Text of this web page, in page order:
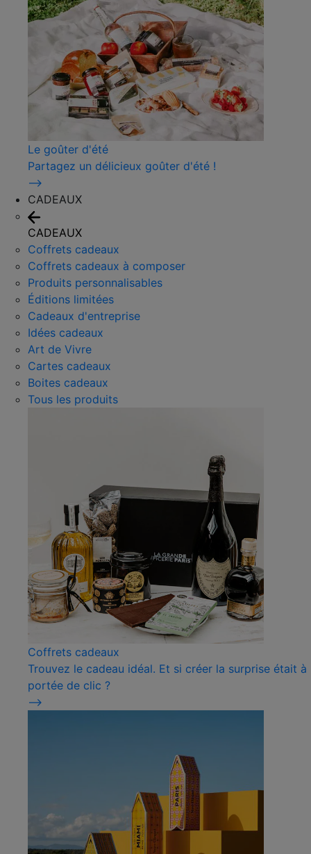
Le goûter d'été
Partagez un délicieux goûter d'été !
⟶
CADEAUX
CADEAUX
Coffrets cadeaux
Coffrets cadeaux à composer
Produits personnalisables
Éditions limitées
Cadeaux d'entreprise
Idées cadeaux
Art de Vivre
Cartes cadeaux
Boites cadeaux
Tous les produits
Coffrets cadeaux
Trouvez le cadeau idéal. Et si créer la surprise était à
portée de clic ?
⟶